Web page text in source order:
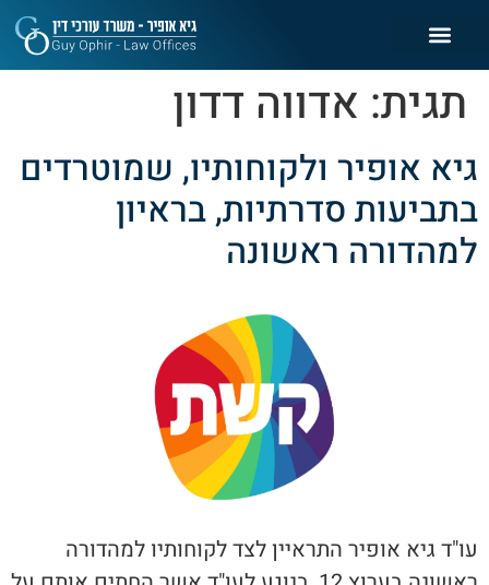
תגית: אדווה דדון
גיא אופיר ולקוחותיו, שמוטרדים
בתביעות סדרתיות, בראיון
למהדורה ראשונה
עו"ד גיא אופיר התראיין לצד לקוחותיו למהדורה